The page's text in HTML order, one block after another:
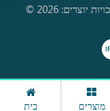
© זכויות יוצרים: 2026 Guangdong LINSY Home Co., LTD. כל
בית מוצרים